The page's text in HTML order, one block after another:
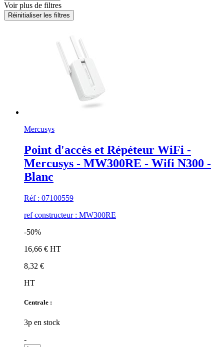
Voir plus de filtres
Mercusys
Point d'accès et Répéteur WiFi -
Mercusys - MW300RE - Wifi N300 -
Blanc
Réf : 07100559
ref constructeur : MW300RE
-50%
16,66 € HT
8,32 €
HT
Centrale :
3p en stock
-